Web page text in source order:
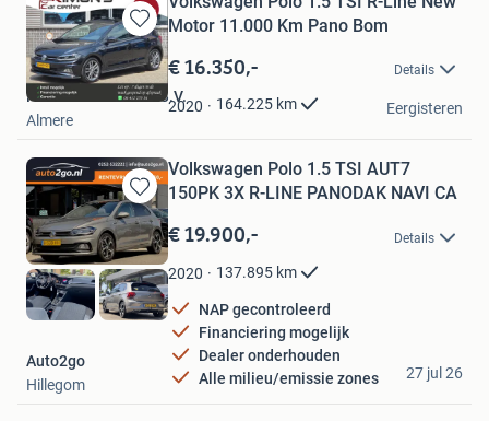
Bewaren
in
Mijn
Favorieten
Motor 11.000 Km Pano Bom
€ 16.350,- Details
2020 164.225 km
Rimons Car Center B.V.
Almere
Eergisteren
Bewaren
in
Mijn
Favorieten
Volkswagen Polo 1.5 TSI AUT7
150PK 3X R-LINE PANODAK NAVI CA
€ 19.900,- Details
2020 137.895 km
NAP gecontroleerd
Financiering mogelijk
Dealer onderhouden
Alle milieu/emissie zones
Auto2go
Hillegom
27 jul 26